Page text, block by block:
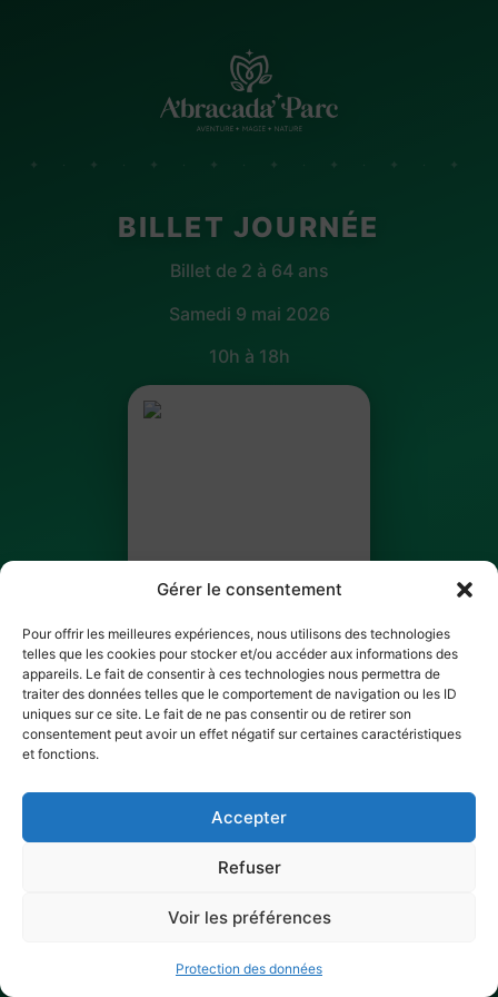
Gérer le consentement
Pour offrir les meilleures expériences, nous utilisons des technologies
telles que les cookies pour stocker et/ou accéder aux informations des
appareils. Le fait de consentir à ces technologies nous permettra de
traiter des données telles que le comportement de navigation ou les ID
uniques sur ce site. Le fait de ne pas consentir ou de retirer son
consentement peut avoir un effet négatif sur certaines caractéristiques
et fonctions.
Accepter
Refuser
Voir les préférences
Protection des données
✦ · ✦ · ✦ · ✦ · ✦ · ✦ · ✦ · ✦
BILLET JOURNÉE
Billet de 2 à 64 ans
Samedi 9 mai 2026
10h à 18h
antoine delva
BILLET 2 SUR 3
✓ Ticket scanné